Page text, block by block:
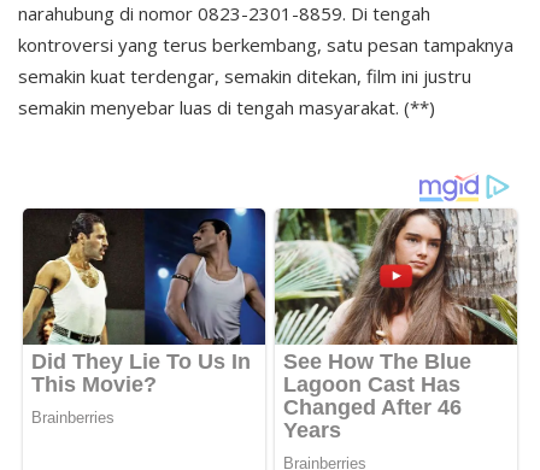
narahubung di nomor 0823-2301-8859. Di tengah
kontroversi yang terus berkembang, satu pesan tampaknya
semakin kuat terdengar, semakin ditekan, film ini justru
semakin menyebar luas di tengah masyarakat. (**)